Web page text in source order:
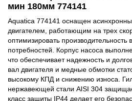
мин 180мм 774141
Aquatica 774141 оснащен
двигателем, работающим на трех
оптимизировать производительность
потребностей. Корпус насоса
что обеспечивает надежность и
вал двигателя и медные обмотки
высокому КПД и снижению износа.
нержавеющей стали AISI 304
класс защиты IP44 делает его